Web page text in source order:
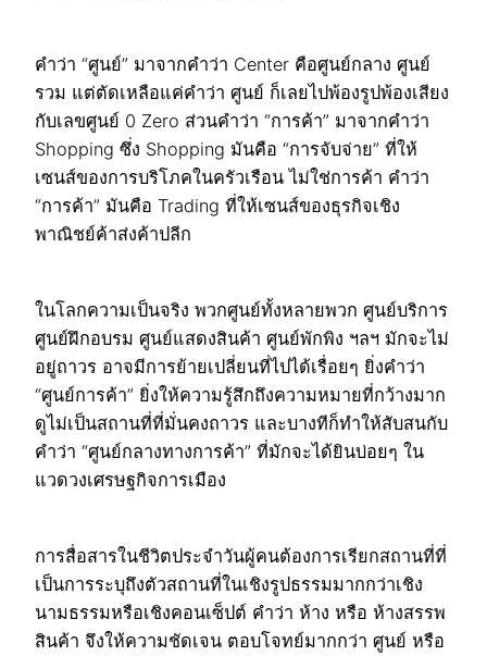
คำว่า “ศูนย์” มาจากคำว่า Center คือศูนย์กลาง ศูนย์
รวม แต่ตัดเหลือแค่คำว่า ศูนย์ ก็เลยไปพ้องรูปพ้องเสียง
กับเลขศูนย์ 0 Zero ส่วนคำว่า “การค้า” มาจากคำว่า
Shopping ซึ่ง Shopping มันคือ “การจับจ่าย” ที่ให้
เซนส์ของการบริโภคในครัวเรือน ไม่ใช่การค้า คำว่า
“การค้า” มันคือ Trading ที่ให้เซนส์ของธุรกิจเชิง
พาณิชย์ค้าส่งค้าปลีก
ในโลกความเป็นจริง พวกศูนย์ทั้งหลายพวก ศูนย์บริการ
ศูนย์ฝึกอบรม ศูนย์แสดงสินค้า ศูนย์พักพิง ฯลฯ มักจะไม่
อยู่ถาวร อาจมีการย้ายเปลี่ยนที่ไปได้เรื่อยๆ ยิ่งคำว่า
“ศูนย์การค้า” ยิ่งให้ความรู้สึกถึงความหมายที่กว้างมาก
ดูไม่เป็นสถานที่ที่มั่นคงถาวร และบางทีก็ทำให้สับสนกับ
คำว่า “ศูนย์กลางทางการค้า” ที่มักจะได้ยินบ่อยๆ ใน
แวดวงเศรษฐกิจการเมือง
การสื่อสารในชีวิตประจำวันผู้คนต้องการเรียกสถานที่ที่
เป็นการระบุถึงตัวสถานที่ในเชิงรูปธรรมมากกว่าเชิง
นามธรรมหรือเชิงคอนเซ็ปต์ คำว่า ห้าง หรือ ห้างสรรพ
สินค้า จึงให้ความชัดเจน ตอบโจทย์มากกว่า ศูนย์ หรือ